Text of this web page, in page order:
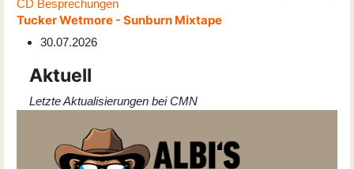
CD Besprechungen
Tucker Wetmore - Sunburn Mixtape
30.07.2026
Aktuell
Letzte Aktualisierungen bei CMN